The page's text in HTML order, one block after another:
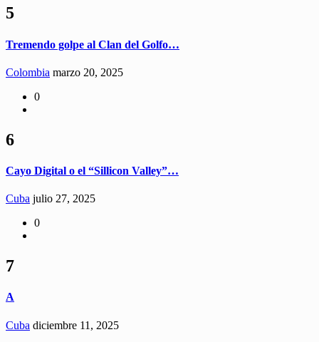
5
Tremendo golpe al Clan del Golfo…
Colombia marzo 20, 2025
0
6
Cayo Digital o el “Sillicon Valley”…
Cuba julio 27, 2025
0
7
A
Cuba diciembre 11, 2025